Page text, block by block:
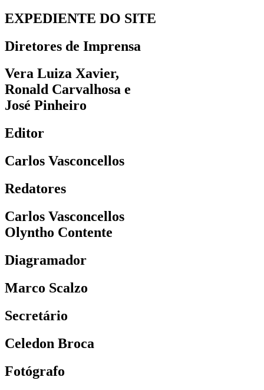
EXPEDIENTE DO SITE
Diretores de Imprensa
Vera Luiza Xavier,
Ronald Carvalhosa e
José Pinheiro
Editor
Carlos Vasconcellos
Redatores
Carlos Vasconcellos
Olyntho Contente
Diagramador
Marco Scalzo
Secretário
Celedon Broca
Fotógrafo